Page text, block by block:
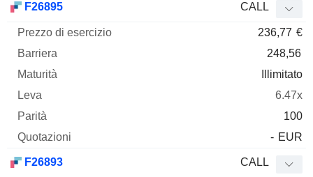
F26895 CALL
236,77 €
248,56
Illimitato
6.47x
100
- EUR
F26893 CALL